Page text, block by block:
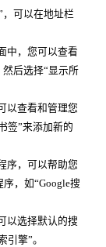
可以在地址栏
中，您可以查看
后选择“显示所
以查看和管理您
签”来添加新的
序，可以帮助您
，如“Google搜
以选择默认的搜
引擎”。